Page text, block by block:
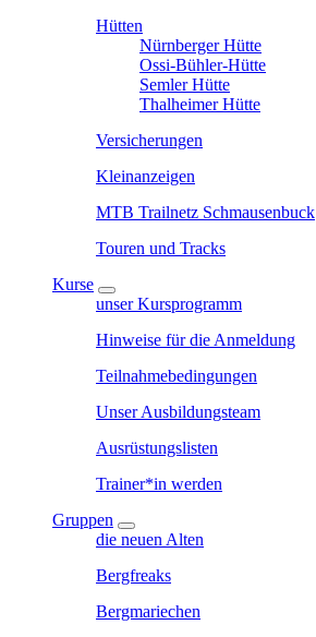
Hütten
Nürnberger Hütte
Ossi-Bühler-Hütte
Semler Hütte
Thalheimer Hütte
Versicherungen
Kleinanzeigen
MTB Trailnetz Schmausenbuck
Touren und Tracks
Kurse
unser Kursprogramm
Hinweise für die Anmeldung
Teilnahmebedingungen
Unser Ausbildungsteam
Ausrüstungslisten
Trainer*in werden
Gruppen
die neuen Alten
Bergfreaks
Bergmariechen